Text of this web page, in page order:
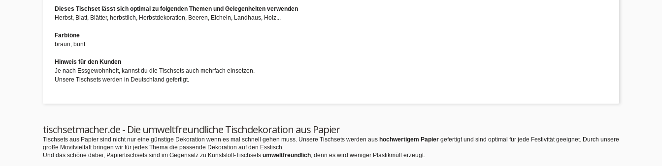
Dieses Tischset lässt sich optimal zu folgenden Themen und Gelegenheiten verwenden
Herbst, Blatt, Blätter, herbstlich, Herbstdekoration, Beeren, Eicheln, Landhaus, Holz...
Farbtöne
braun, bunt
Hinweis für den Kunden
Je nach Essgewohnheit, kannst du die Tischsets auch mehrfach einsetzen.
Unsere Tischsets werden in Deutschland gefertigt.
tischsetmacher.de - Die umweltfreundliche Tischdekoration aus Papier
Tischsets aus Papier sind nicht nur eine günstige Dekoration wenn es mal schnell gehen muss. Unsere Tischsets werden aus hochwertigem Papier gefertigt und sind optimal für jede Festivität geeignet. Durch unsere
große Movitvielfalt bringen wir für jedes Thema die passende Dekoration auf den Esstisch.
Und das schöne dabei, Papiertischsets sind im Gegensatz zu Kunststoff-Tischsets umweltfreundlich, denn es wird weniger Plastikmüll erzeugt.